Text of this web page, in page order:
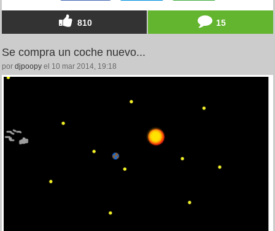
810 15
Se compra un coche nuevo...
por djpoopy el 10 mar 2014, 19:18